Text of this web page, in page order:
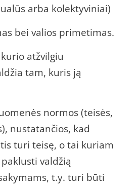
arba kolektyviniai)
bei valios primetimas.
atžvilgiu
tam, kuris ją
normos (teisės,
nustatančios, kad
turi teisę, o tai kuriam
valdžią
t.y. turi būti